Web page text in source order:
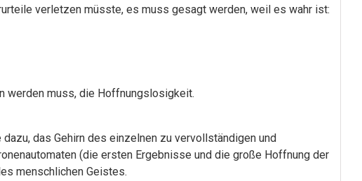
verletzen müsste, es muss gesagt werden, weil es wahr ist:
werden muss, die Hoffnungslosigkeit.
das Gehirn des einzelnen zu vervollständigen und
(die ersten Ergebnisse und die große Hoffnung der
menschlichen Geistes.